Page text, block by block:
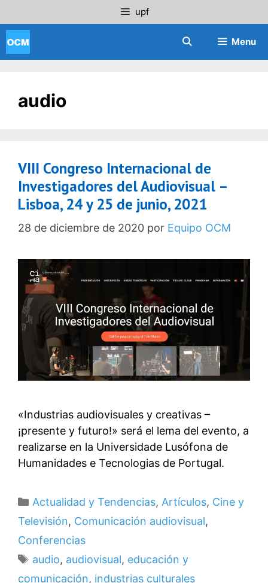
al
contenido
upf
Menu
audio
VIII Congreso Internacional de
Investigadores del Audiovisual –
Lisboa, 24 y 25 de junio, 2021
28 de diciembre de 2020 por Equipo OCM
«Industrias audiovisuales y creativas –
¡presente y futuro!» será el lema del evento, a
realizarse en la Universidade Lusófona de
Humanidades e Tecnologias de Portugal.
Categorías
Actualidad y Tendencias, Artículos, Cine y
Televisión, Comunicación audiovisual,
Conferencias
Etiquetas
audio, audiovisual, educación y
comunicación, industrias culturales